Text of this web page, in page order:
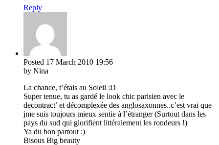
Reply
Posted 17 March 2010 19:56
by Nina
La chance, t’étais au Soleil :D
Super tenue, tu as gardé le look chic parisien avec le
decontract’ et décomplexée des anglosaxonnes..c’est vrai que
jme suis toujours mieux sentie à l’étranger (Surtout dans les
pays du sud qui glorifient littéralement les rondeurs !)
Ya du bon partout :)
Bisous Big beauty